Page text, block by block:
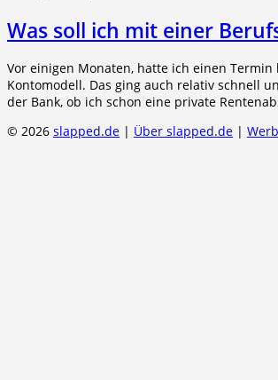
Was soll ich mit einer
Vor einigen Monaten, hatte ich einen
Kontomodell. Das ging auch relativ schnell
der Bank, ob ich schon eine private
© 2026 slapped.de | Über slapped.de |